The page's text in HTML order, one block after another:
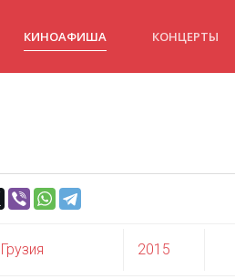
КИНОАФИША КОНЦЕРТЫ
Грузия 2015